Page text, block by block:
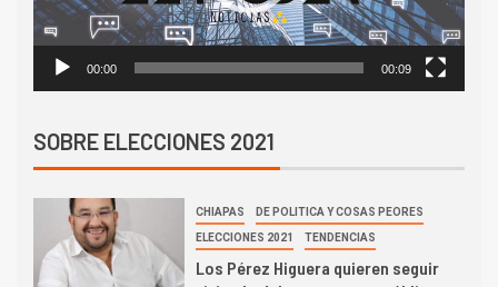
00:00 00:09
SOBRE ELECCIONES 2021
CHIAPAS DE POLITICA Y COSAS PEORES
ELECCIONES 2021 TENDENCIAS
Los Pérez Higuera quieren seguir